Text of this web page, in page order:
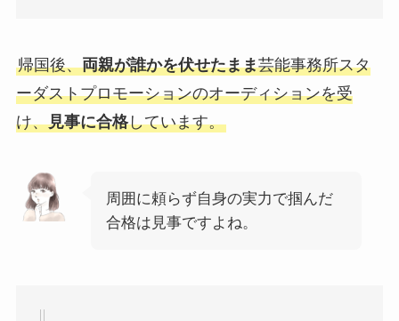
帰国後、両親が誰かを伏せたまま芸能事務所スタ
ーダストプロモーションのオーディションを受
け、見事に合格しています。
周囲に頼らず自身の実力で掴んだ
合格は見事ですよね。